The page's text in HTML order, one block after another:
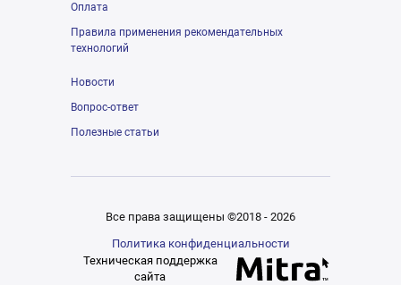
Оплата
Правила применения рекомендательных
технологий
Новости
Вопрос-ответ
Полезные статьи
Все права защищены ©2018 - 2026
Политика конфиденциальности
Техническая поддержка
сайта